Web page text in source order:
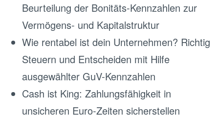
Beurteilung der Bonitäts-Kennzahlen zur
Vermögens- und Kapitalstruktur
Wie rentabel ist dein Unternehmen? Richtig
Steuern und Entscheiden mit Hilfe
ausgewählter GuV-Kennzahlen
Cash ist King: Zahlungsfähigkeit in
unsicheren Euro-Zeiten sicherstellen